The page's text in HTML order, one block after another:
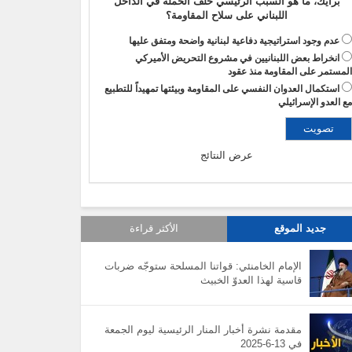
اللبناني على سلاح المقاومة؟
عدم وجود استراتيجية دفاعية لبنانية واضحة ومتفق عليها
انخراط بعض اللبنانيين في مشروع التحريض الأميركي
المستمر على المقاومة منذ عقود
استكمال العدوان النفسي على المقاومة وبيئتها تمهيداً للتطبيع
مع العدو الإسرائيلي
عرض النتائج
جديد الموقع الأكثر قراءة
الإمام الخامنئي: قواتنا المسلحة ستوجّه ضربات
قاسية لهذا العدوّ الخبيث
مقدمة نشرة أخبار المنار الرئيسية ليوم الجمعة
في 13-6-2025